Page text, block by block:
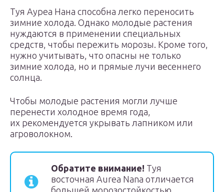
Туя Ауреа Нана способна легко переносить
зимние холода. Однако молодые растения
нуждаются в применении специальных
средств, чтобы пережить морозы. Кроме того,
нужно учитывать, что опасны не только
зимние холода, но и прямые лучи весеннего
солнца.
Чтобы молодые растения могли лучше
перенести холодное время года,
их рекомендуется укрывать лапником или
агроволокном.
Обратите внимание! Туя
восточная Aurea Nana отличается
большей морозостойкостью